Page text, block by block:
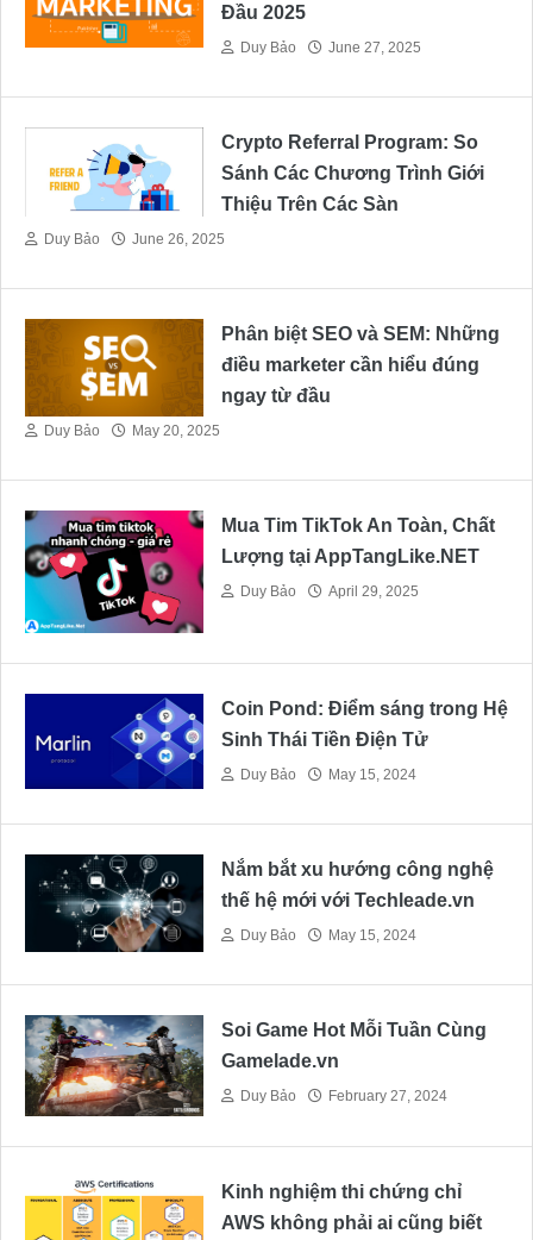
Đầu 2025
Duy Bảo June 27, 2025
Crypto Referral Program: So
Sánh Các Chương Trình Giới
Thiệu Trên Các Sàn
Duy Bảo June 26, 2025
Phân biệt SEO và SEM: Những
điều marketer cần hiểu đúng
ngay từ đầu
Duy Bảo May 20, 2025
Mua Tim TikTok An Toàn, Chất
Lượng tại AppTangLike.NET
Duy Bảo April 29, 2025
Coin Pond: Điểm sáng trong Hệ
Sinh Thái Tiền Điện Tử
Duy Bảo May 15, 2024
Nắm bắt xu hướng công nghệ
thế hệ mới với Techleade.vn
Duy Bảo May 15, 2024
Soi Game Hot Mỗi Tuần Cùng
Gamelade.vn
Duy Bảo February 27, 2024
Kinh nghiệm thi chứng chỉ
AWS không phải ai cũng biết